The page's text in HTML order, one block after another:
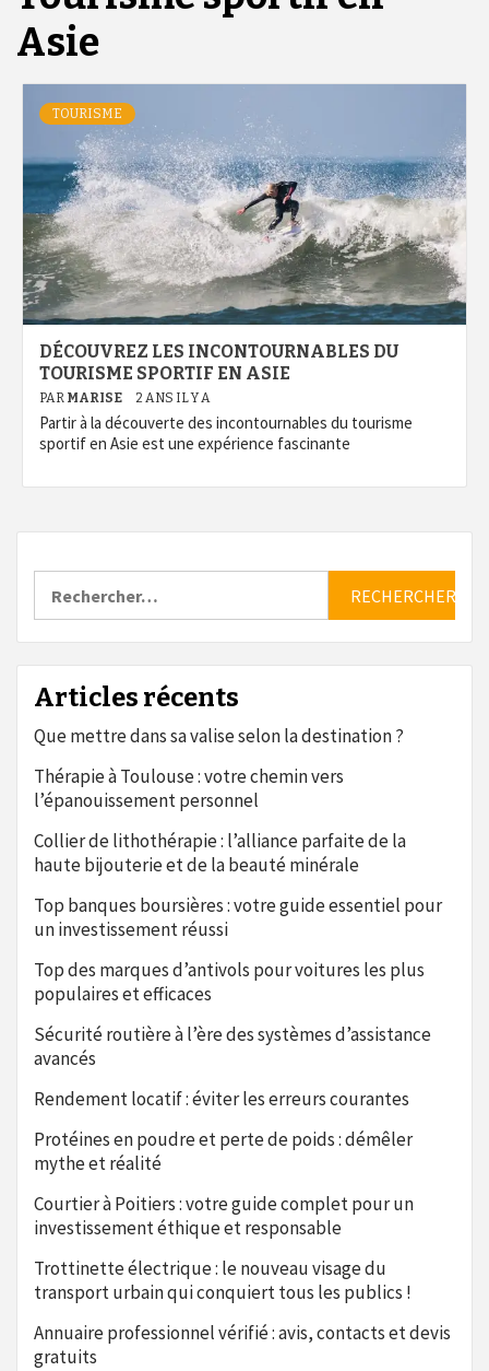
Asie
TOURISME
DÉCOUVREZ LES INCONTOURNABLES DU
TOURISME SPORTIF EN ASIE
PAR MARISE 2 ANS IL Y A
Partir à la découverte des incontournables du tourisme
sportif en Asie est une expérience fascinante
Articles récents
Que mettre dans sa valise selon la destination ?
Thérapie à Toulouse : votre chemin vers
l’épanouissement personnel
Collier de lithothérapie : l’alliance parfaite de la
haute bijouterie et de la beauté minérale
Top banques boursières : votre guide essentiel pour
un investissement réussi
Top des marques d’antivols pour voitures les plus
populaires et efficaces
Sécurité routière à l’ère des systèmes d’assistance
avancés
Rendement locatif : éviter les erreurs courantes
Protéines en poudre et perte de poids : démêler
mythe et réalité
Courtier à Poitiers : votre guide complet pour un
investissement éthique et responsable
Trottinette électrique : le nouveau visage du
transport urbain qui conquiert tous les publics !
Annuaire professionnel vérifié : avis, contacts et devis
gratuits